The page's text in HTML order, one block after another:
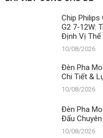
Chip Philips
G2 7-12W:
Định Vị Thế
10/08/2026
Đèn Pha
Chi Tiết &
10/08/2026
Đèn Pha
Đấu
10/08/2026